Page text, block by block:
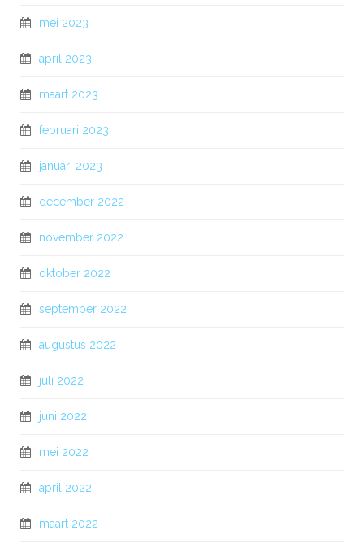
mei 2023
april 2023
maart 2023
februari 2023
januari 2023
december 2022
november 2022
oktober 2022
september 2022
augustus 2022
juli 2022
juni 2022
mei 2022
april 2022
maart 2022